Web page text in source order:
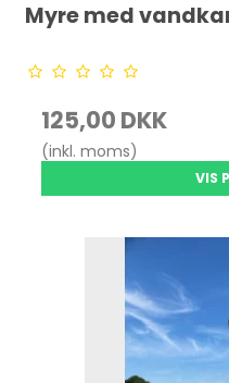
Myre med
125,00 DKK
(inkl. moms)
VIS